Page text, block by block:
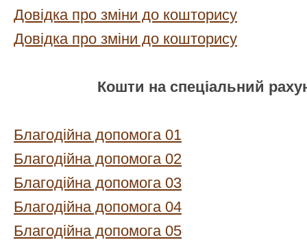
Довідка про зміни до кошторису
Довідка про зміни до кошторису
Кошти на спеціальний
Благодійна допомога 01
Благодійна допомога 02
Благодійна допомога 03
Благодійна допомога 04
Благодійна допомога 05